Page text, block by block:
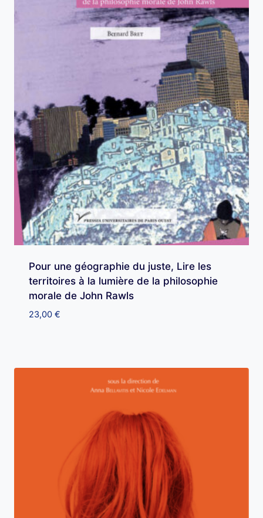
Pour une géographie du juste, Lire les
territoires à la lumière de la philosophie
morale de John Rawls
23,00 €